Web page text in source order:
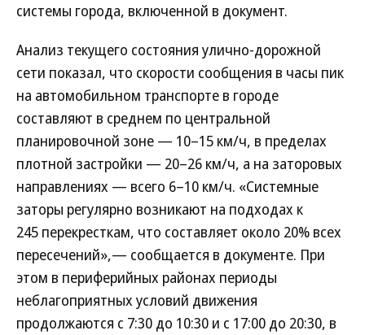
системы города, включенной в документ.
Анализ текущего состояния улично-дорожной
сети показал, что скорости сообщения в часы пик
на автомобильном транспорте в городе
составляют в среднем по центральной
планировочной зоне — 10–15 км/ч, в пределах
плотной застройки — 20–26 км/ч, а на заторовых
направлениях — всего 6–10 км/ч. «Системные
заторы регулярно возникают на подходах к
245 перекресткам, что составляет около 20% всех
пересечений»,— сообщается в документе. При
этом в периферийных районах периоды
неблагоприятных условий движения
продолжаются с 7:30 до 10:30 и с 17:00 до 20:30, в